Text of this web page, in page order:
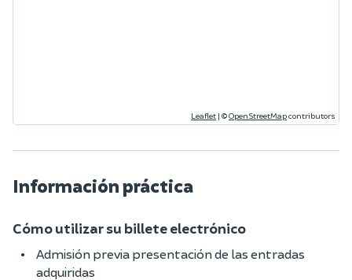
Leaflet | ©OpenStreetMapcontributors
Información práctica
Cómo utilizar su billete electrónico
Admisión previa presentación de las entradas
adquiridas